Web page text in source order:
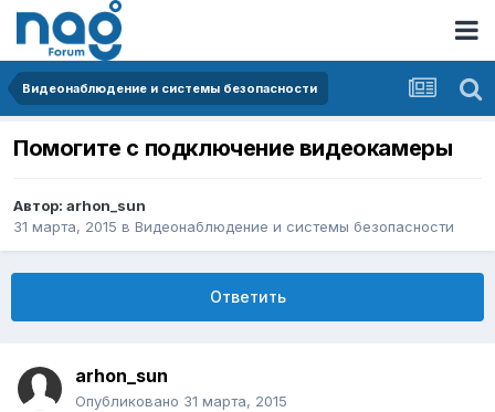
Видеонаблюдение и системы безопасности
Помогите с подключение видеокамеры
Автор: arhon_sun
31 марта, 2015 в Видеонаблюдение и системы безопасности
Ответить
arhon_sun
Опубликовано 31 марта, 2015